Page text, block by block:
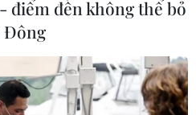
Mekolor
điểm đến không thể bỏ
Đông